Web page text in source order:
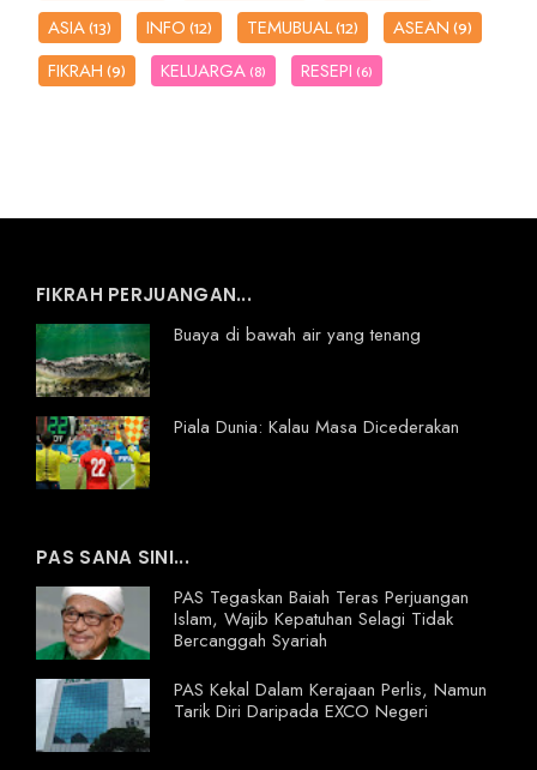
ASIA(13) INFO(12) TEMUBUAL(12) ASEAN(9)
FIKRAH(9) KELUARGA (8) RESEPI (6)
FIKRAH PERJUANGAN...
Buaya di bawah air yang tenang
Piala Dunia: Kalau Masa Dicederakan
PAS SANA SINI...
PAS Tegaskan Baiah Teras Perjuangan
Islam, Wajib Kepatuhan Selagi Tidak
Bercanggah Syariah
PAS Kekal Dalam Kerajaan Perlis, Namun
Tarik Diri Daripada EXCO Negeri